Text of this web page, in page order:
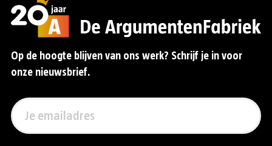
Op de hoogte blijven van ons werk? Schrijf je in voor
onze nieuwsbrief.